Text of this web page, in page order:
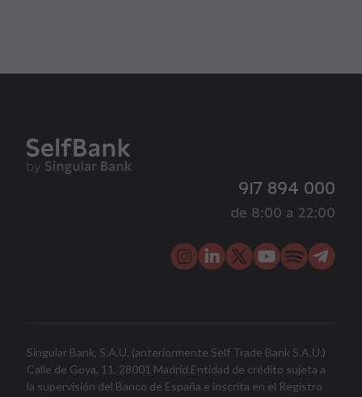
917 894 000
de 8:00 a 22:00
Singular Bank, S.A.U. (anteriormente Self Trade Bank S.A.U.)
Calle de Goya, 11. 28001 Madrid.Entidad de crédito sujeta a
la supervisión del Banco de España e inscrita en el Registro